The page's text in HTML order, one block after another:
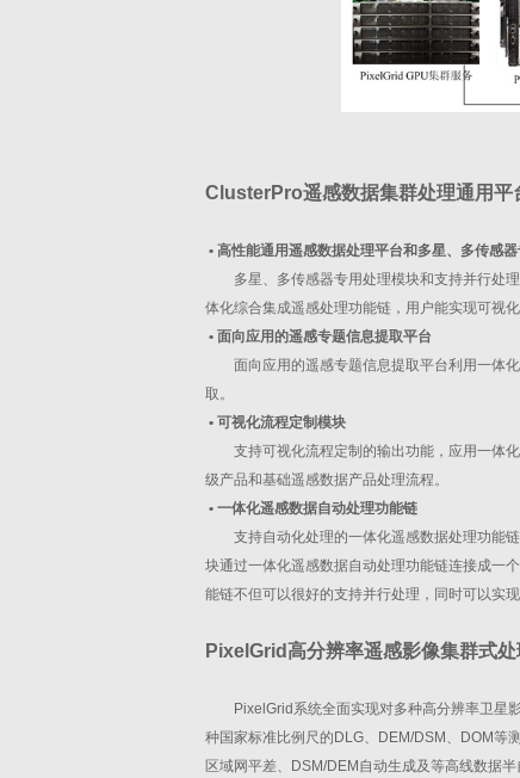
ClusterPro遥感数据集群处理通用平
• 高性能通用遥感数据处理平台和多星、多传感
多星、多传感器专用处理模块和支持并行处
体化综合集成遥感处理功能链，用户能实现可视
• 面向应用的遥感专题信息提取平台
面向应用的遥感专题信息提取平台利用一体
取。
• 可视化流程定制模块
支持可视化流程定制的输出功能，应用一体
级产品和基础遥感数据产品处理流程。
• 一体化遥感数据自动处理功能链
支持自动化处理的一体化遥感数据处理功能
块通过一体化遥感数据自动处理功能链连接成一
能链不但可以很好的支持并行处理，同时可以实
PixelGrid高分辨率遥感影像集群式
PixelGrid系统全面实现对多种高分辨率卫星
种国家标准比例尺的DLG、DEM/DSM、DOM等
区域网平差、DSM/DEM自动生成及等高线数据